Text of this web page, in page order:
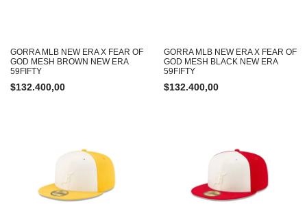
GORRA MLB NEW ERA X FEAR OF
GOD MESH BROWN NEW ERA
59FIFTY
$132.400,00
GORRA MLB NEW ERA X FEAR OF
GOD MESH BLACK NEW ERA
59FIFTY
$132.400,00